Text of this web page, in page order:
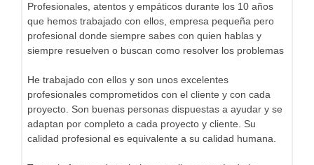
Profesionales, atentos y empáticos durante los 10 años
que hemos trabajado con ellos, empresa pequeña pero
profesional donde siempre sabes con quien hablas y
siempre resuelven o buscan como resolver los problemas
He trabajado con ellos y son unos excelentes
profesionales comprometidos con el cliente y con cada
proyecto. Son buenas personas dispuestas a ayudar y se
adaptan por completo a cada proyecto y cliente. Su
calidad profesional es equivalente a su calidad humana.